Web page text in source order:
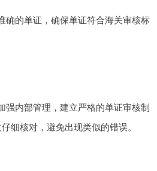
确的单证，确保单证符合海关审核标
强内部管理，建立严格的单证审核制
细核对，避免出现类似的错误。